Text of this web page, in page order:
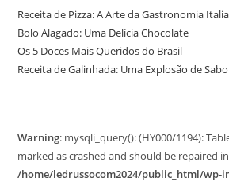
Receita de Pizza: A Arte da Gastronomia
Bolo Alagado: Uma Delícia Chocolate
Os 5 Doces Mais Queridos do Brasil
Receita de Galinhada: Uma Explosão de
Warning: mysqli_query(): (HY000/1194):
marked as crashed and should be repaired in
/home/ledrussocom2024/public_html/wp-